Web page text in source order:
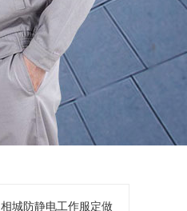
相城防静电工作服定做